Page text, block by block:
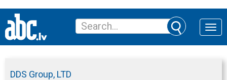
Toggle
DDS Group, LTD